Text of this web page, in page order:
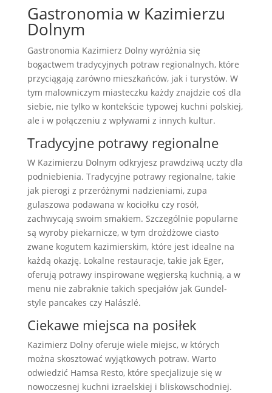
Gastronomia w Kazimierzu
Dolnym
Gastronomia Kazimierz Dolny wyróżnia się
bogactwem tradycyjnych potraw regionalnych, które
przyciągają zarówno mieszkańców, jak i turystów. W
tym malowniczym miasteczku każdy znajdzie coś dla
siebie, nie tylko w kontekście typowej kuchni polskiej,
ale i w połączeniu z wpływami z innych kultur.
Tradycyjne potrawy regionalne
W Kazimierzu Dolnym odkryjesz prawdziwą uczty dla
podniebienia. Tradycyjne potrawy regionalne, takie
jak pierogi z przeróżnymi nadzieniami, zupa
gulaszowa podawana w kociołku czy rosół,
zachwycają swoim smakiem. Szczególnie popularne
są wyroby piekarnicze, w tym drożdżowe ciasto
zwane kogutem kazimierskim, które jest idealne na
każdą okazję. Lokalne restauracje, takie jak Eger,
oferują potrawy inspirowane węgierską kuchnią, a w
menu nie zabraknie takich specjałów jak Gundel-
style pancakes czy Halászlé.
Ciekawe miejsca na posiłek
Kazimierz Dolny oferuje wiele miejsc, w których
można skosztować wyjątkowych potraw. Warto
odwiedzić Hamsa Resto, które specjalizuje się w
nowoczesnej kuchni izraelskiej i bliskowschodniej.